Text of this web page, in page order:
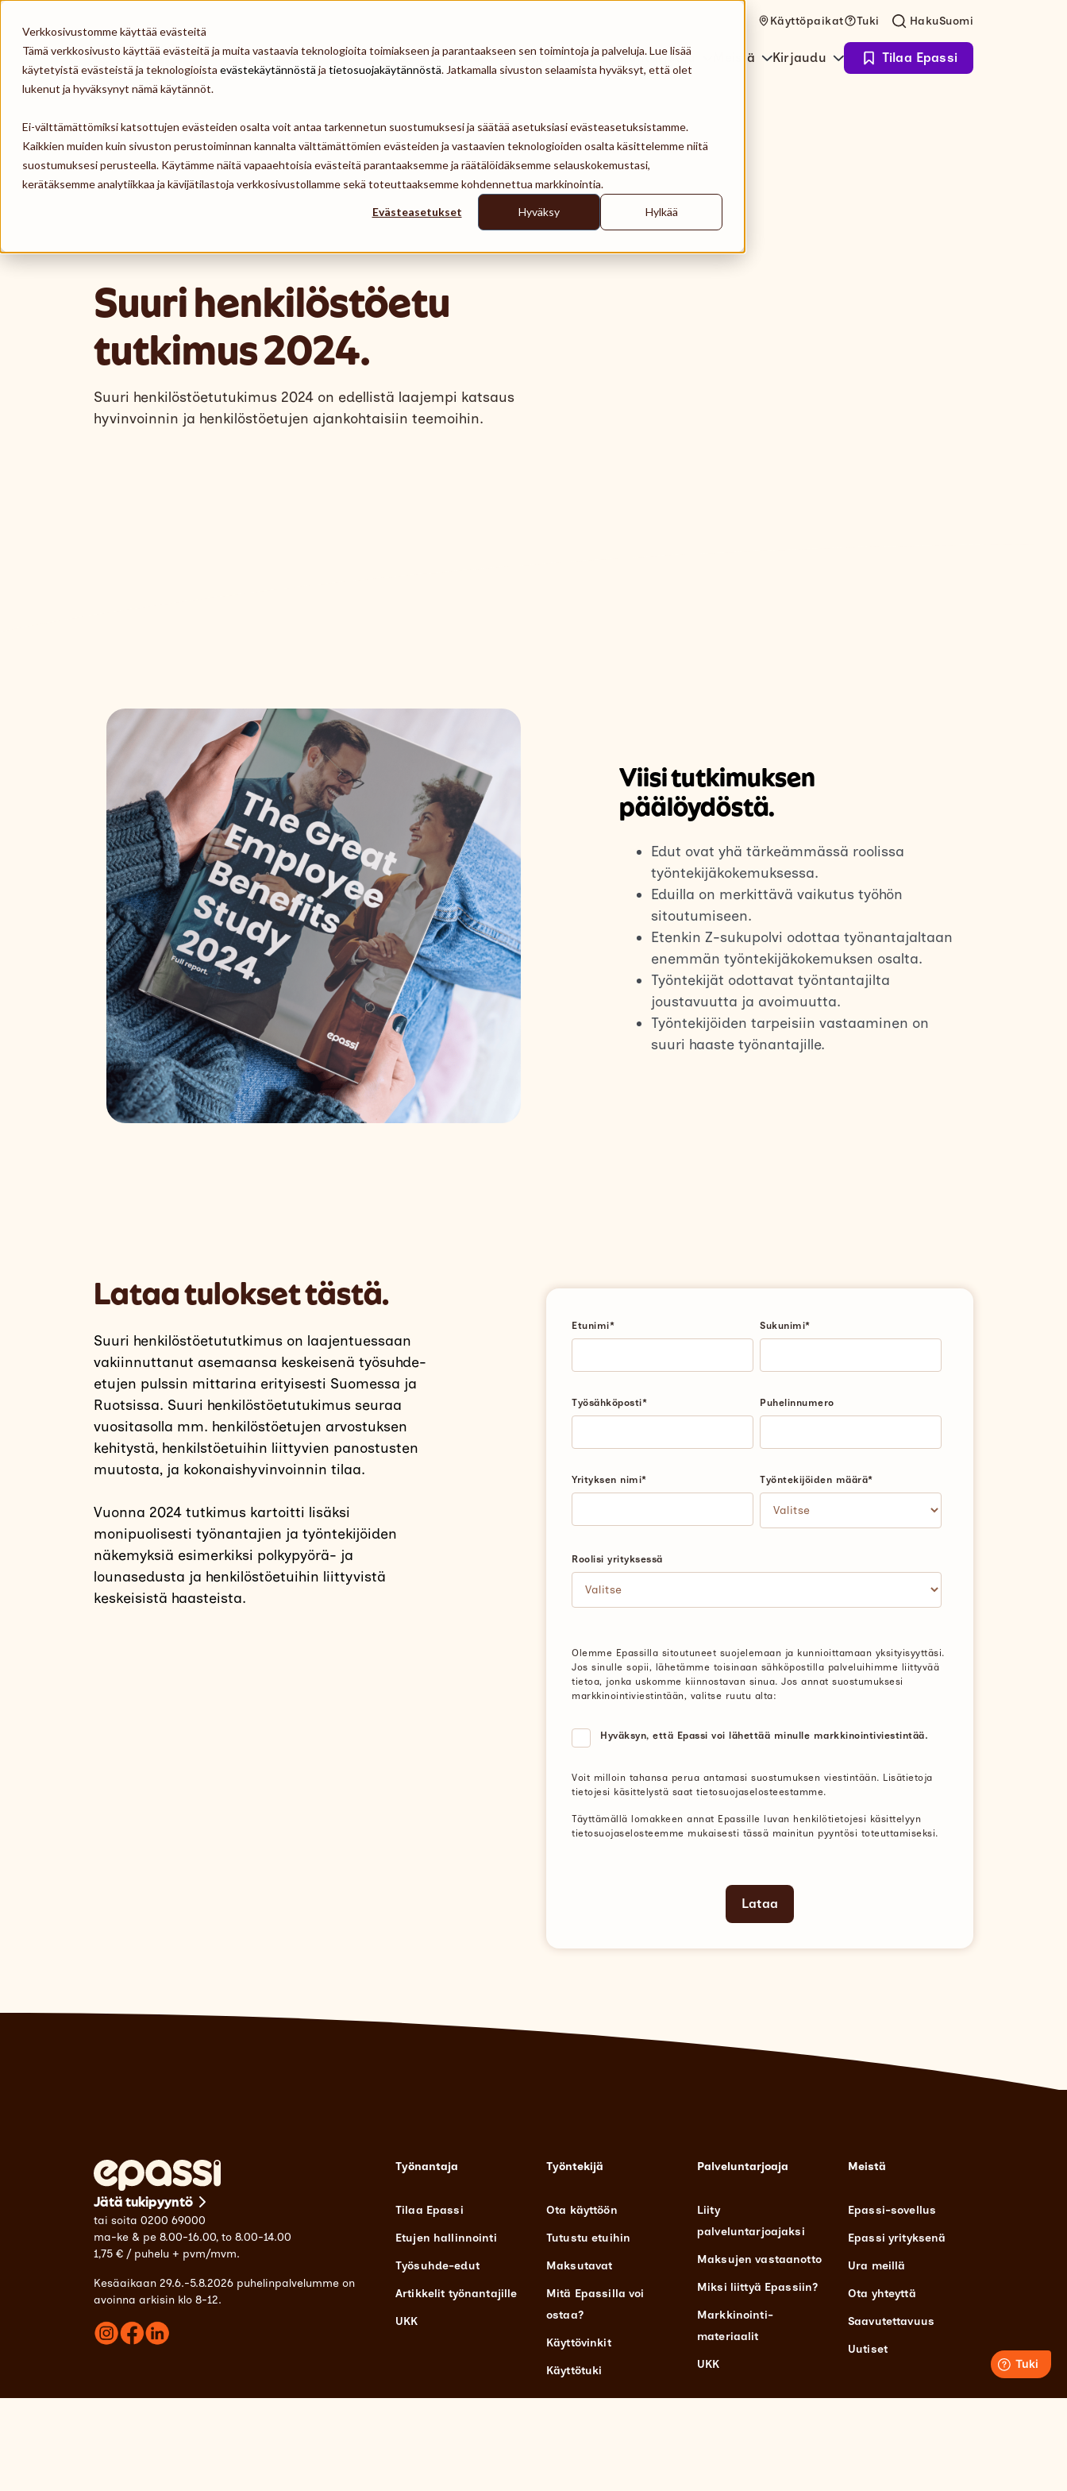
Verkkosivustomme käyttää evästeitä
Tämä verkkosivusto käyttää evästeitä ja muita vastaavia teknologioita toimiakseen ja parantaakseen sen toimintoja ja palveluja. Lue lisää
käytetyistä evästeistä ja teknologioista evästekäytännöstä ja tietosuojakäytännöstä. Jatkamalla sivuston selaamista hyväksyt, että olet
lukenut ja hyväksynyt nämä käytännöt.
Ei-välttämättömiksi katsottujen evästeiden osalta voit antaa tarkennetun suostumuksesi ja säätää asetuksiasi evästeasetuksistamme.
Kaikkien muiden kuin sivuston perustoiminnan kannalta välttämättömien evästeiden ja vastaavien teknologioiden osalta käsittelemme niitä
suostumuksesi perusteella. Käytämme näitä vapaaehtoisia evästeitä parantaaksemme ja räätälöidäksemme selauskokemustasi,
kerätäksemme analytiikkaa ja kävijätilastoja verkkosivustollamme sekä toteuttaaksemme kohdennettua markkinointia.
Evästeasetukset Hyväksy Hylkää
Skip to content
Käyttöpaikat Tuki HakuSuomi
Epassi Työnantaja Työntekijä Palveluntarjoaja Meistä Kirjaudu Tilaa Epassi
Suuri henkilöstöetu
tutkimus 2024.
Suuri henkilöstöetutukimus 2024 on edellistä laajempi katsaus
hyvinvoinnin ja henkilöstöetujen ajankohtaisiin teemoihin.
Viisi tutkimuksen
päälöydöstä.
Edut ovat yhä tärkeämmässä roolissa
työntekijäkokemuksessa.
Eduilla on merkittävä vaikutus työhön
sitoutumiseen.
Etenkin Z-sukupolvi odottaa työnantajaltaan
enemmän työntekijäkokemuksen osalta.
Työntekijät odottavat työntantajilta
joustavuutta ja avoimuutta.
Työntekijöiden tarpeisiin vastaaminen on
suuri haaste työnantajille.
Lataa tulokset tästä.
Suuri henkilöstöetututkimus on laajentuessaan
vakiinnuttanut asemaansa keskeisenä työsuhde-
etujen pulssin mittarina erityisesti Suomessa ja
Ruotsissa. Suuri henkilöstöetutukimus seuraa
vuositasolla mm. henkilöstöetujen arvostuksen
kehitystä, henkilstöetuihin liittyvien panostusten
muutosta, ja kokonaishyvinvoinnin tilaa.
Vuonna 2024 tutkimus kartoitti lisäksi
monipuolisesti työnantajien ja työntekijöiden
näkemyksiä esimerkiksi polkypyörä- ja
lounasedusta ja henkilöstöetuihin liittyvistä
keskeisistä haasteista.
Etunimi* Sukunimi*
Työsähköposti* Puhelinnumero
Yrityksen nimi* Työntekijöiden määrä*
Roolisi yrityksessä
Olemme Epassilla sitoutuneet suojelemaan ja kunnioittamaan yksityisyyttäsi.
Jos sinulle sopii, lähetämme toisinaan sähköpostilla palveluihimme liittyvää
tietoa, jonka uskomme kiinnostavan sinua. Jos annat suostumuksesi
markkinointiviestintään, valitse ruutu alta:
Hyväksyn, että Epassi voi lähettää minulle markkinointiviestintää.
Voit milloin tahansa perua antamasi suostumuksen viestintään. Lisätietoja
tietojesi käsittelystä saat tietosuojaselosteestamme.
Täyttämällä lomakkeen annat Epassille luvan henkilötietojesi käsittelyyn
tietosuojaselosteemme mukaisesti tässä mainitun pyyntösi toteuttamiseksi.
Jätä tukipyyntö
tai soita 0200 69000
ma-ke & pe 8.00-16.00, to 8.00-14.00
1,75 € / puhelu + pvm/mvm.
Kesäaikaan 29.6.-5.8.2026 puhelinpalvelumme on
avoinna arkisin klo 8-12.
Työnantaja
Tilaa Epassi
Etujen hallinnointi
Työsuhde-edut
Artikkelit työnantajille
UKK
Työntekijä
Ota käyttöön
Tutustu etuihin
Maksutavat
Mitä Epassilla voi
ostaa?
Käyttövinkit
Käyttötuki
Palveluntarjoaja
Liity
palveluntarjoajaksi
Maksujen vastaanotto
Miksi liittyä Epassiin?
Markkinointi-
materiaalit
UKK
Meistä
Epassi-sovellus
Epassi yrityksenä
Ura meillä
Ota yhteyttä
Saavutettavuus
Uutiset